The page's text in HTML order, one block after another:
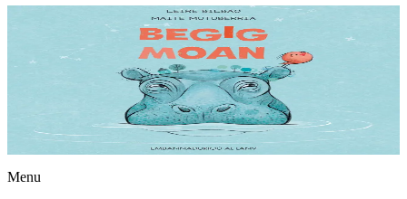
Un tout petit oiseau vit sur le dos d'un gros hippopotame. De sa
petite voix fluette il essaie d'imiter la grosse voix et la langue de
10,00 €
Menu